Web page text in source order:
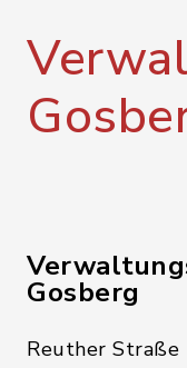
Gosberg
Reuther Straße